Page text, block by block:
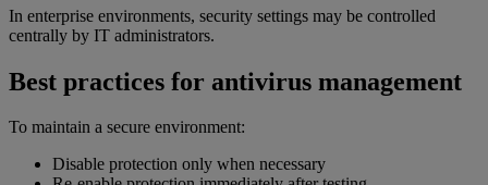
In enterprise environments, security settings may be controlled
centrally by IT administrators.
Best practices for antivirus management
To maintain a secure environment:
Disable protection only when necessary